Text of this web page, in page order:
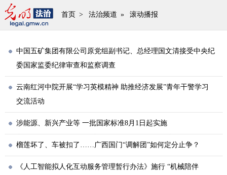
首页 > 法治频道 » 滚动播报
中国五矿集团有限公司原党组副书记、总经理国文清接受中央纪
委国家监委纪律审查和监察调查
云南红河中院开展“学习英模精神 助推经济发展”青年干警学习
交流活动
涉能源、新兴产业等 一批国家标准8月1日起实施
榴莲坏了、车被扣了……广西国门“调解团”如何定分止争？
《人工智能拟人化互动服务管理暂行办法》施行 “机械陪伴